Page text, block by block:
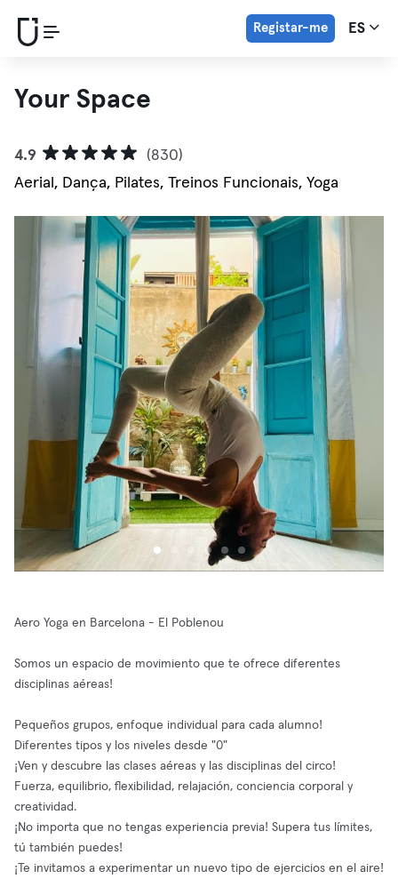
Registar-me ES
Your Space
4.9
(830)
Aerial, Dança, Pilates, Treinos Funcionais, Yoga
Aero Yoga en Barcelona - El Poblenou
Somos un espacio de movimiento que te ofrece diferentes
disciplinas aéreas!
Pequeños grupos, enfoque individual para cada alumno!
Diferentes tipos y los niveles desde "0"
¡Ven y descubre las clases aéreas y las disciplinas del circo!
Fuerza, equilibrio, flexibilidad, relajación, conciencia corporal y
creatividad.
¡No importa que no tengas experiencia previa! Supera tus límites,
tú también puedes!
¡Te invitamos a experimentar un nuevo tipo de ejercicios en el aire!